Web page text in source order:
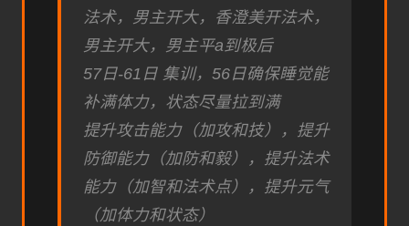
法术，男主开大，香澄美开法术，
男主开大，男主平a到极后
57日-61日 集训，56日确保睡觉能
补满体力，状态尽量拉到满
提升攻击能力（加攻和技），提升
防御能力（加防和毅），提升法术
能力（加智和法术点），提升元气
（加体力和状态）